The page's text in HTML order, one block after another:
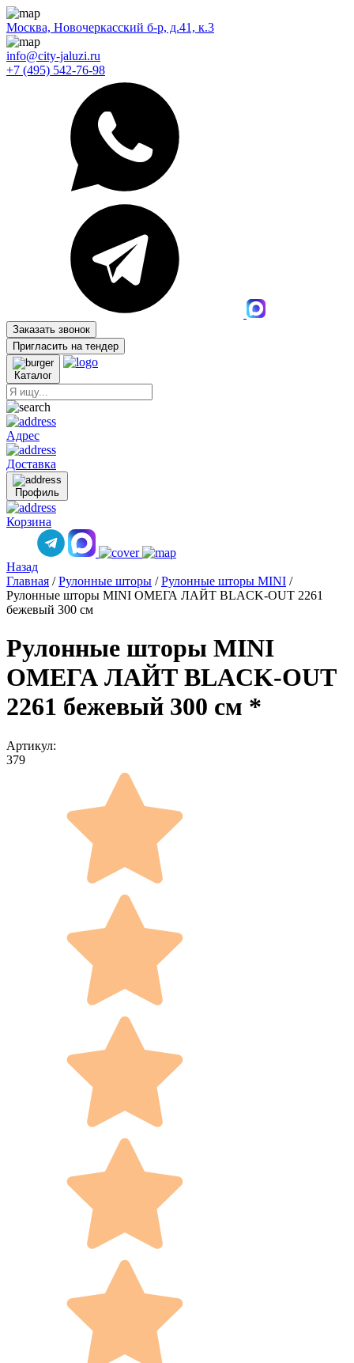
Москва, Новочеркасский б-р, д.41, к.3
info@city-jaluzi.ru
+7 (495) 542-76-98
Заказать звонок
Пригласить на тендер
Каталог
Адрес
Доставка
Профиль
Корзина
Назад
Главная / Рулонные шторы / Рулонные шторы MINI /
Рулонные шторы MINI ОМЕГА ЛАЙТ BLACK-OUT 2261
бежевый 300 см
Рулонные шторы MINI
ОМЕГА ЛАЙТ BLACK-OUT
2261 бежевый 300 см *
Артикул:
379